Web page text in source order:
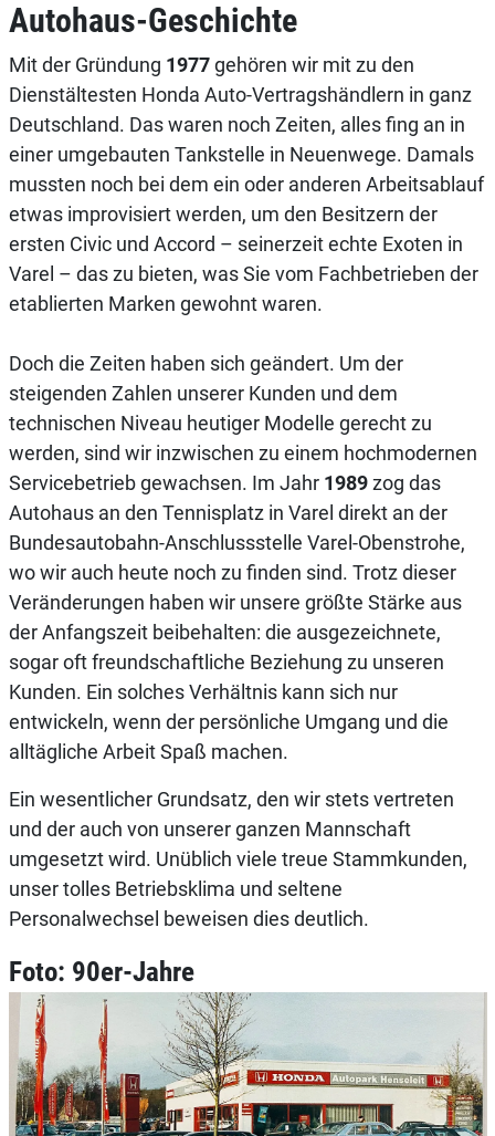
Autohaus-Geschichte
Mit der Gründung 1977gehören wir mit zu den
Dienstältesten Honda Auto-Vertragshändlern in ganz
Deutschland. Das waren noch Zeiten, alles fing an in
einer umgebauten Tankstelle in Neuenwege. Damals
mussten noch bei dem ein oder anderen Arbeitsablauf
etwas improvisiert werden, um den Besitzern der
ersten Civic und Accord – seinerzeit echte Exoten in
Varel – das zu bieten, was Sie vom Fachbetrieben der
etablierten Marken gewohnt waren.
Doch die Zeiten haben sich geändert. Um der
steigenden Zahlen unserer Kunden und dem
technischen Niveau heutiger Modelle gerecht zu
werden, sind wir inzwischen zu einem hochmodernen
Servicebetrieb gewachsen. Im Jahr 1989zog das
Autohaus an den Tennisplatz in Varel direkt an der
Bundesautobahn-Anschlussstelle Varel-Obenstrohe,
wo wir auch heute noch zu finden sind. Trotz dieser
Veränderungen haben wir unsere größte Stärke aus
der Anfangszeit beibehalten: die ausgezeichnete,
sogar oft freundschaftliche Beziehung zu unseren
Kunden. Ein solches Verhältnis kann sich nur
entwickeln, wenn der persönliche Umgang und die
alltägliche Arbeit Spaß machen.
Ein wesentlicher Grundsatz, den wir stets vertreten
und der auch von unserer ganzen Mannschaft
umgesetzt wird. Unüblich viele treue Stammkunden,
unser tolles Betriebsklima und seltene
Personalwechsel beweisen dies deutlich.
Foto: 90er-Jahre